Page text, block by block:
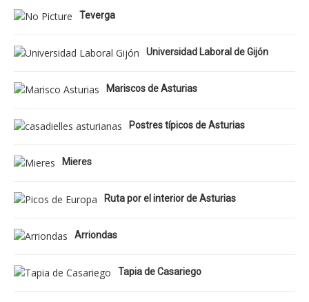
Teverga
Universidad Laboral de Gijón
Mariscos de Asturias
Postres típicos de Asturias
Mieres
Ruta por el interior de Asturias
Arriondas
Tapia de Casariego